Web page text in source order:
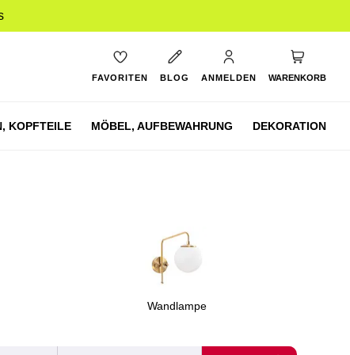
FAVORITEN BLOG ANMELDEN WARENKORB
KOPFTEILE MÖBEL, AUFBEWAHRUNG DEKORATION
Wandlampe